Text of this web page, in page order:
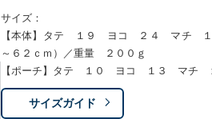
サイズ：
【本体】タテ １９ ヨコ ２４ マチ １
～６２ｃｍ）／重量 ２００ｇ
【ポーチ】タテ １０ ヨコ １３ マチ
サイズガイド